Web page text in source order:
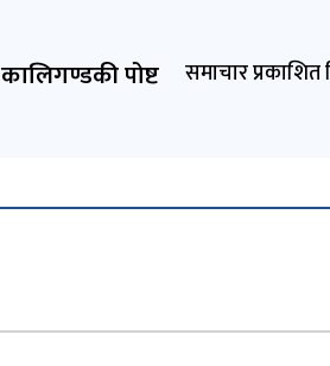
कालिगण्डकी पोष्ट समाचार प्रकाशित